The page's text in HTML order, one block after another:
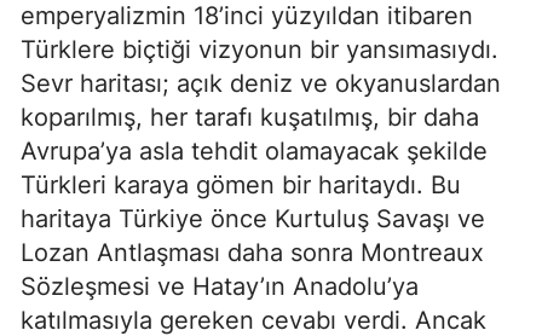
emperyalizmin 18’inci yüzyıldan itibaren
Türklere biçtiği vizyonun bir yansımasıydı.
Sevr haritası; açık deniz ve okyanuslardan
koparılmış, her tarafı kuşatılmış, bir daha
Avrupa’ya asla tehdit olamayacak şekilde
Türkleri karaya gömen bir haritaydı. Bu
haritaya Türkiye önce Kurtuluş Savaşı ve
Lozan Antlaşması daha sonra Montreaux
Sözleşmesi ve Hatay’ın Anadolu’ya
katılmasıyla gereken cevabı verdi. Ancak